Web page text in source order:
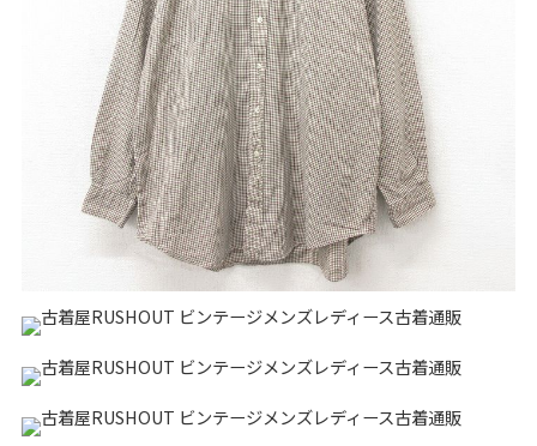
ハ行 マ行 ラ行
Search by Itemアイテムから探す
ジャケット スウェット セーター
長袖シャツ 半袖シャツ
パンツ レディース 子供服
雑貨/小物